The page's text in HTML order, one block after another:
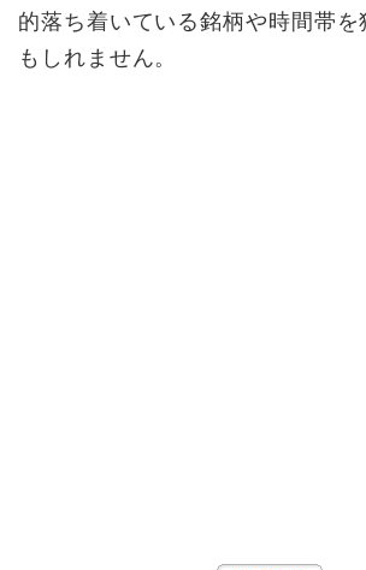
的落ち着いている銘柄や時間帯
もしれません。